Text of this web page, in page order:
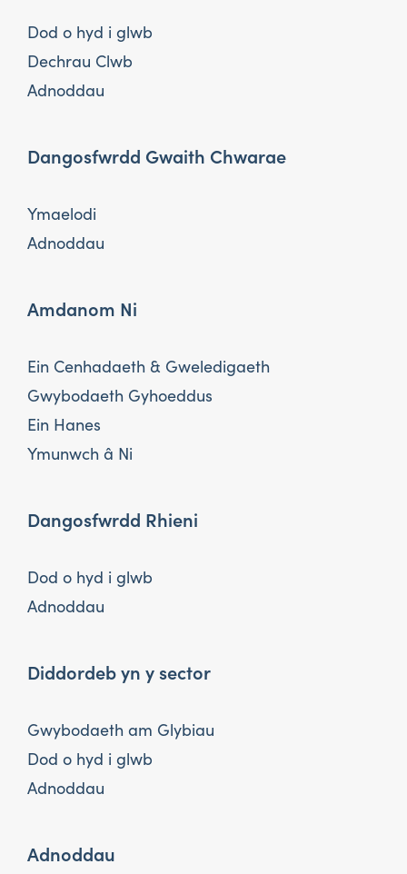
Dod o hyd i glwb
Dechrau Clwb
Adnoddau
Dangosfwrdd Gwaith Chwarae
Ymaelodi
Adnoddau
Amdanom Ni
Ein Cenhadaeth & Gweledigaeth
Gwybodaeth Gyhoeddus
Ein Hanes
Ymunwch â Ni
Dangosfwrdd Rhieni
Dod o hyd i glwb
Adnoddau
Diddordeb yn y sector
Gwybodaeth am Glybiau
Dod o hyd i glwb
Adnoddau
Adnoddau